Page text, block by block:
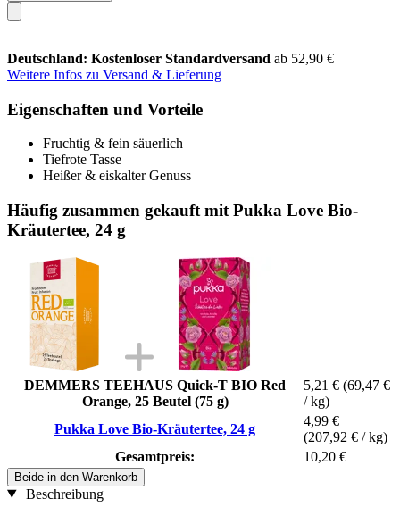
Deutschland: Kostenloser Standardversand ab 52,90 €
Weitere Infos zu Versand & Lieferung
Eigenschaften und Vorteile
Fruchtig & fein säuerlich
Tiefrote Tasse
Heißer & eiskalter Genuss
Häufig zusammen gekauft mit Pukka Love Bio-
Kräutertee, 24 g
DEMMERS TEEHAUS Quick-T BIO Red
Orange, 25 Beutel (75 g)
5,21 € (69,47 €
/ kg)
Pukka Love Bio-Kräutertee, 24 g
4,99 €
(207,92 € / kg)
Gesamtpreis:
10,20 €
Beide in den Warenkorb
Beschreibung